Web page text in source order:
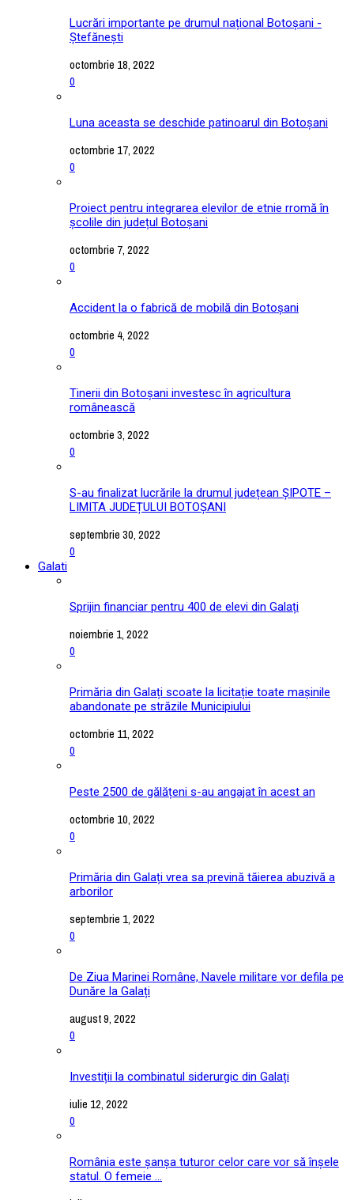
Lucrări importante pe drumul național Botoșani -
Ștefănești
octombrie 18, 2022
0
Luna aceasta se deschide patinoarul din Botoșani
octombrie 17, 2022
0
Proiect pentru integrarea elevilor de etnie rromă în
școlile din județul Botoșani
octombrie 7, 2022
0
Accident la o fabrică de mobilă din Botoșani
octombrie 4, 2022
0
Tinerii din Botoșani investesc în agricultura
românească
octombrie 3, 2022
0
S-au finalizat lucrările la drumul județean ȘIPOTE –
LIMITA JUDEȚULUI BOTOȘANI
septembrie 30, 2022
0
Galati
Sprijin financiar pentru 400 de elevi din Galați
noiembrie 1, 2022
0
Primăria din Galați scoate la licitație toate mașinile
abandonate pe străzile Municipiului
octombrie 11, 2022
0
Peste 2500 de gălățeni s-au angajat în acest an
octombrie 10, 2022
0
Primăria din Galați vrea sa prevină tăierea abuzivă a
arborilor
septembrie 1, 2022
0
De Ziua Marinei Române, Navele militare vor defila pe
Dunăre la Galați
august 9, 2022
0
Investiții la combinatul siderurgic din Galați
iulie 12, 2022
0
România este șanșa tuturor celor care vor să înșele
statul. O femeie ...